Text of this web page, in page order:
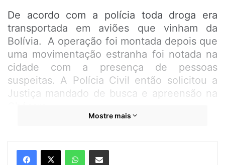
De acordo com a polícia toda droga era
transportada em aviões que vinham da
Bolívia. A operação foi montada depois que
uma movimentação estranha foi notada na
cidade com a presença de pessoas
suspeitas. A Polícia Civil então solicitou a
Justiça mandado de busca e apreensão na
Mostre mais